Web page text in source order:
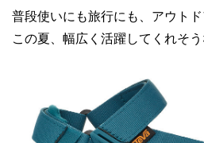
普段使いにも旅行にも、アウトド
この夏、幅広く活躍してくれそう